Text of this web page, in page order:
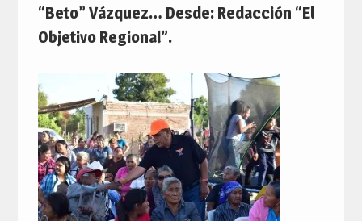
“Beto” Vázquez… Desde: Redacción “El
Objetivo Regional”.